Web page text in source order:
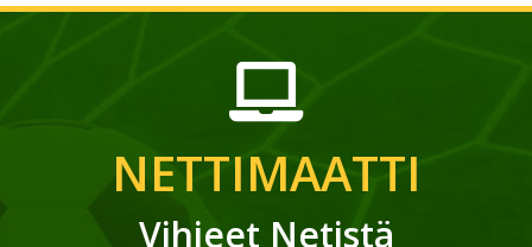
NETTIMAATTI
Vihjeet Netistä